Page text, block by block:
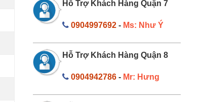
Hỗ Trợ Khách Hàng Quận 7
0904997692 - Ms: Như Ý
Hỗ Trợ Khách Hàng Quận 8
0904942786 - Mr: Hưng